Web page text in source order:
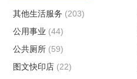
其他生活服务 (203)
公用事业 (44)
公共厕所 (59)
图文快印店 (22)